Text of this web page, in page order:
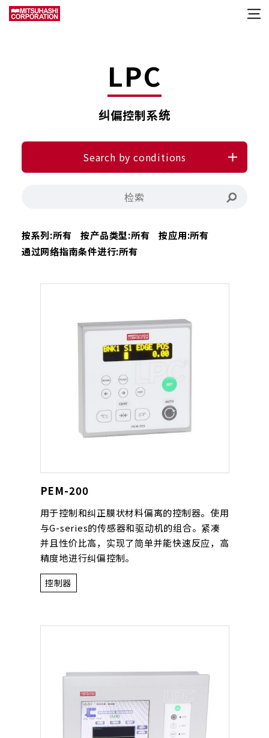
LPC
纠偏控制系统
Search by conditions
按系列:所有 按产品类型:所有 按应用:所有
通过网络指南条件进行:所有
PEM-200
用于控制和纠正膜状材料偏离的控制器。使用
与G-series的传感器和驱动机的组合。紧凑
并且性价比高，实现了简单并能快速反应，高
精度地进行纠偏控制。
控制器